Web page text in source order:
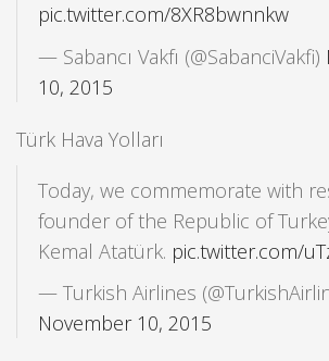
pic.twitter.com/8XR8bwnnkw
— Sabancı Vakfı (@SabanciVakfi)
10, 2015
Türk Hava Yolları
Today, we commemorate with
founder of the Republic of
Kemal Atatürk. pic.twitter.com/
— Turkish Airlines
November 10, 2015